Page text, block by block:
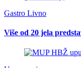
Gastro Livno
Više od 20 jela